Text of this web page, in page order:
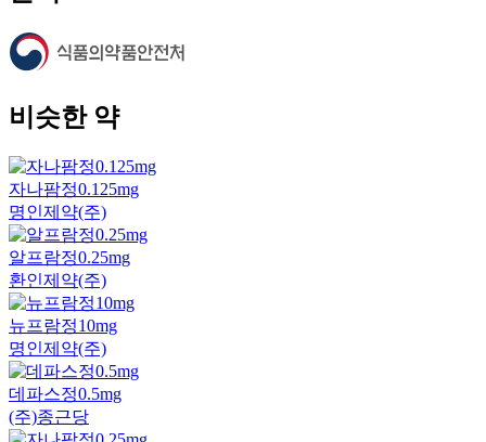
비슷한 약
자나팜정0.125mg
명인제약(주)
알프람정0.25mg
환인제약(주)
뉴프람정10mg
명인제약(주)
데파스정0.5mg
(주)종근당